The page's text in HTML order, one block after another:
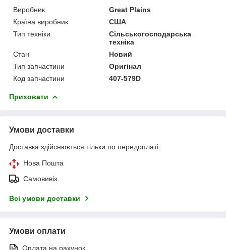
Виробник
Great Plains
Країна виробник
США
Тип техніки
Сільськогосподарська
техніка
Стан
Новий
Тип запчастини
Оригінал
Код запчастини
407-579D
Приховати
Умови доставки
Доставка здійснюється тільки по передоплаті.
Нова Пошта
Самовивіз
Всі умови доставки
Умови оплати
Оплата на рахунок